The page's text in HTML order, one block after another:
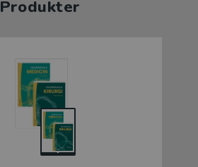
Produkter